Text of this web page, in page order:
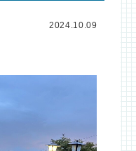
2024.10.09